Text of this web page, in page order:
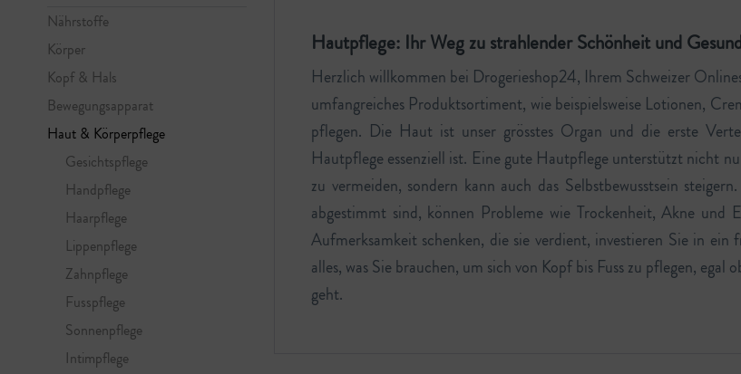
Nährstoffe
Körper
Kopf & Hals
Bewegungsapparat
Haut & Körperpflege
Gesichtspflege
Handpflege
Haarpflege
Lippenpflege
Zahnpflege
Fusspflege
Sonnenpflege
Intimpflege
Hautpflege: Ihr Weg zu strahlender Schönheit und
Herzlich willkommen bei Drogerieshop24, Ihrem Schweizer
umfangreiches Produktsortiment, wie beispielsweise Lotionen,
pflegen. Die Haut ist unser grösstes Organ und die erste
Hautpflege essenziell ist. Eine gute Hautpflege unterstützt nicht
zu vermeiden, sondern kann auch das Selbstbewusstsein
abgestimmt sind, können Probleme wie Trockenheit, Akne
Aufmerksamkeit schenken, die sie verdient, investieren Sie in
alles, was Sie brauchen, um sich von Kopf bis Fuss zu pflegen,
geht.